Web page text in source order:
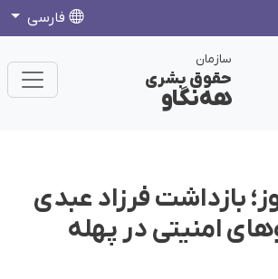
فارسی
سازمان
حقوق بشری
هەنگاو
بازداشت فرزاد عبدی
امنیتی در پهله